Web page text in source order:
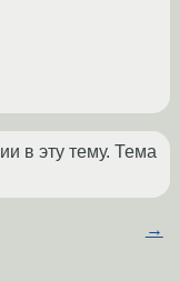
в эту тему. Тема
→